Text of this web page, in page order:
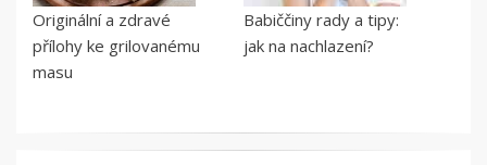
Originální a zdravé
přílohy ke grilovanému
masu
Babiččiny rady a tipy:
jak na nachlazení?